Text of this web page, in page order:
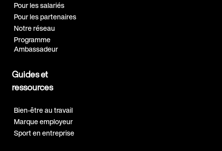
Pour les salariés
Pour les partenaires
Notre réseau
Programme
Ambassadeur
Guides et
ressources
Bien-être au travail
Marque employeur
Sport en entreprise